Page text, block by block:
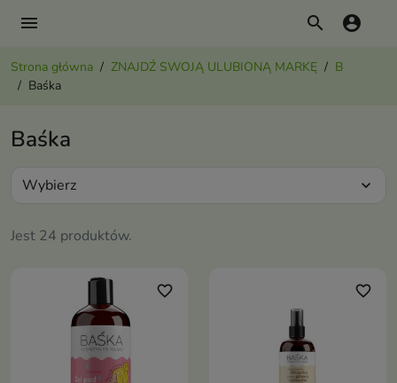
menu search account_circle
Strona główna ZNAJDŹ SWOJĄ ULUBIONĄ MARKĘ
B
Baśka
Baśka
Jest 24 produktów.
Wybierz expand_more
favorite_border favorite_border